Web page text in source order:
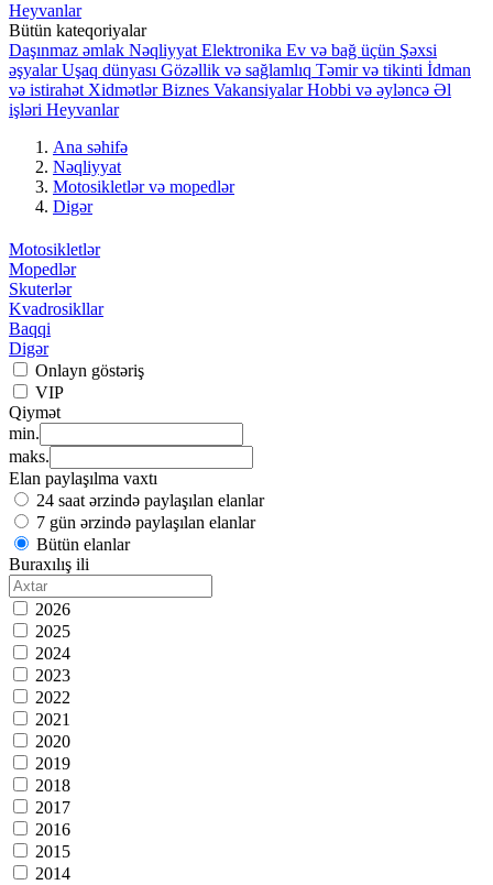
Heyvanlar
Bütün kateqoriyalar
Daşınmaz əmlak Nəqliyyat Elektronika Ev və bağ üçün Şəxsi
əşyalar Uşaq dünyası Gözəllik və sağlamlıq Təmir və tikinti İdman
və istirahət Xidmətlər Biznes Vakansiyalar Hobbi və əyləncə Əl
işləri Heyvanlar
Ana səhifə
Nəqliyyat
Motosikletlər və mopedlər
Digər
Motosikletlər
Mopedlər
Skuterlər
Kvadrosikllar
Baqqi
Digər
Onlayn göstəriş
VIP
Qiymət
min.
maks.
Elan paylaşılma vaxtı
24 saat ərzində paylaşılan elanlar
7 gün ərzində paylaşılan elanlar
Bütün elanlar
Buraxılış ili
2026
2025
2024
2023
2022
2021
2020
2019
2018
2017
2016
2015
2014